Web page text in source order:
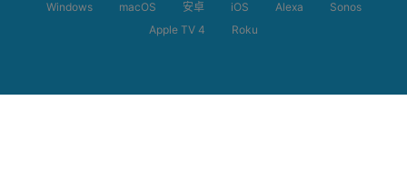
Windows macOS 安卓 iOS Alexa
Sonos
Apple TV 4
Roku